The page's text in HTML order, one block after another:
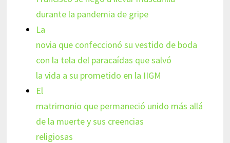
durante la pandemia de gripe
La
novia que confeccionó su vestido de boda
con la tela del paracaídas que salvó
la vida a su prometido en la IIGM
El
matrimonio que permaneció unido más allá
de la muerte y sus creencias
religiosas